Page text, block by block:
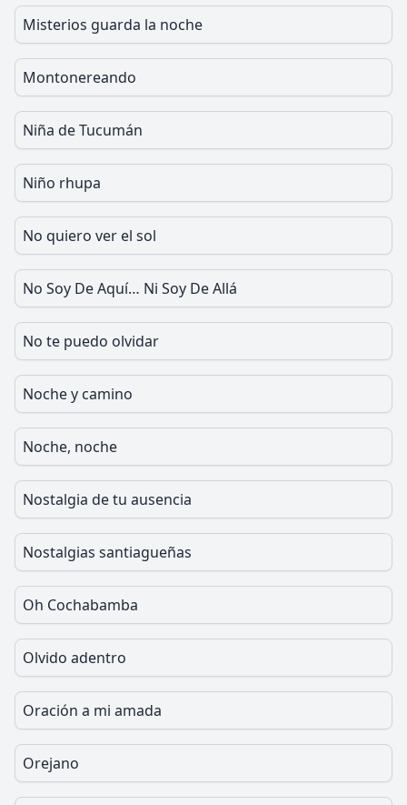
Misterios guarda la noche
Montonereando
Niña de Tucumán
Niño rhupa
No quiero ver el sol
No Soy De Aquí… Ni Soy De Allá
No te puedo olvidar
Noche y camino
Noche, noche
Nostalgia de tu ausencia
Nostalgias santiagueñas
Oh Cochabamba
Olvido adentro
Oración a mi amada
Orejano